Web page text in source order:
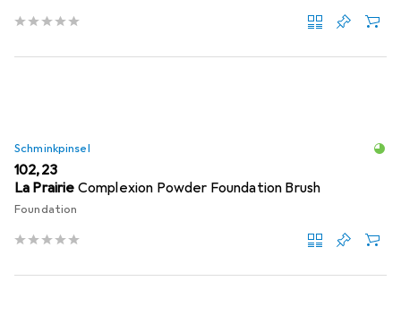
Schminkpinsel
EUR
102,23
La Prairie Complexion Powder Foundation Brush
Foundation